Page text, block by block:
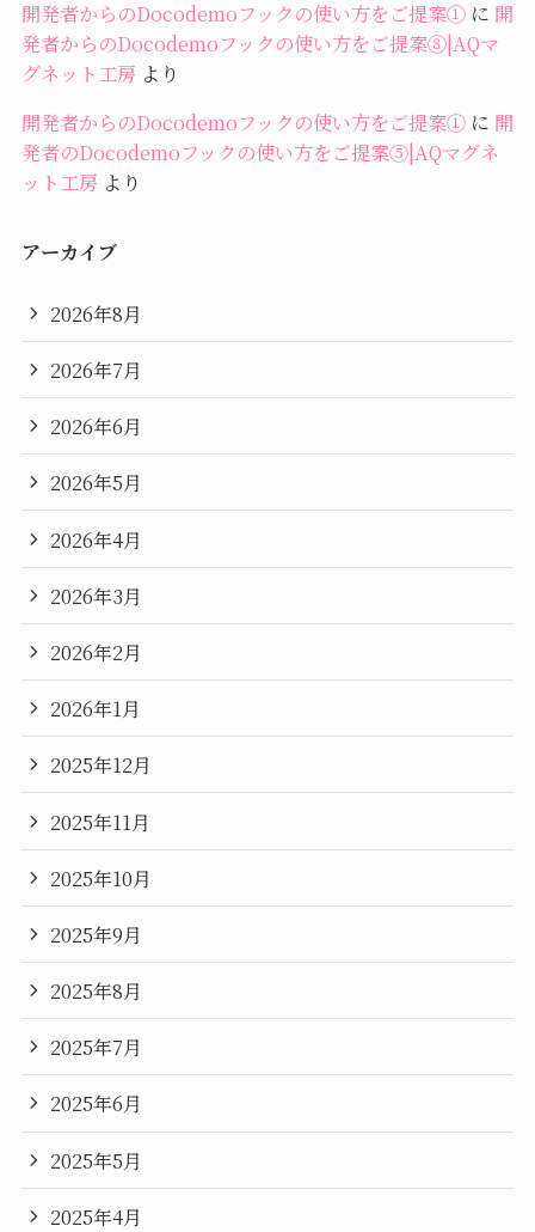
開発者からのDocodemoフックの使い方をご提案①に 開
発者からのDocodemoフックの使い方をご提案⑧|AQマ
グネット工房 より
開発者からのDocodemoフックの使い方をご提案①に 開
発者のDocodemoフックの使い方をご提案⑤|AQマグネ
ット工房 より
アーカイブ
2026年8月
2026年7月
2026年6月
2026年5月
2026年4月
2026年3月
2026年2月
2026年1月
2025年12月
2025年11月
2025年10月
2025年9月
2025年8月
2025年7月
2025年6月
2025年5月
2025年4月